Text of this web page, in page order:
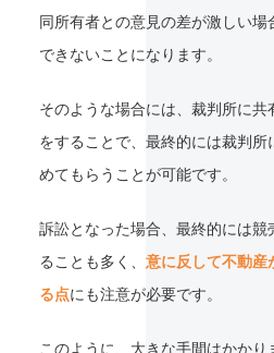
同所有者との意見の差が激しい場
できないことになります。
そのような場合には、裁判所に共
をすることで、最終的には裁判
めてもらうことが可能です。
訴訟となった場合、最終的には競
ることも多く、 意に反して不動産
る点にも注意が必要です。
このように、大きな手間はかか